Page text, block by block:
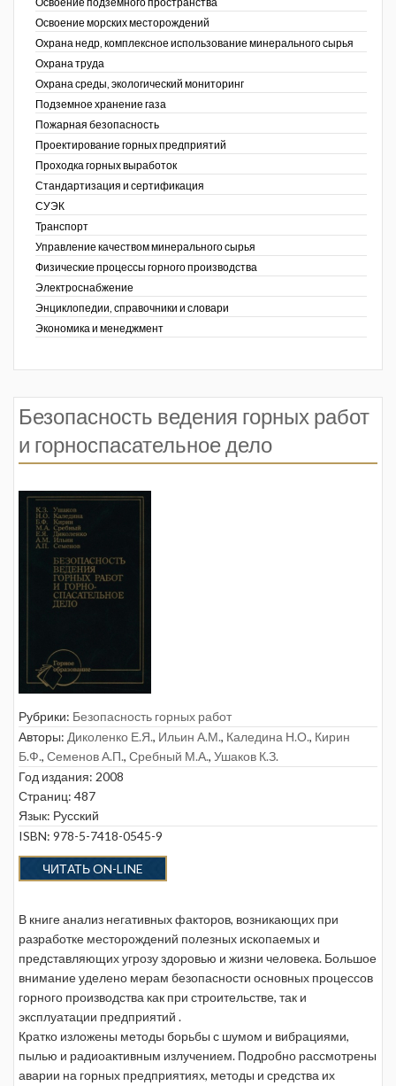
Освоение морских месторождений
Охрана недр, комплексное использование минерального сырья
Охрана труда
Охрана среды, экологический мониторинг
Подземное хранение газа
Пожарная безопасность
Проектирование горных предприятий
Проходка горных выработок
Стандартизация и сертификация
СУЭК
Транспорт
Управление качеством минерального сырья
Физические процессы горного производства
Электроснабжение
Энциклопедии, справочники и словари
Экономика и менеджмент
Безопасность ведения горных работ
и горноспасательное дело
Рубрики: Безопасность горных работ
Авторы: Диколенко Е.Я., Ильин А.М., Каледина Н.О., Кирин
Б.Ф., Семенов А.П., Сребный М.А., Ушаков К.З.
Год издания: 2008
Страниц: 487
Язык: Русский
ISBN: 978-5-7418-0545-9
ЧИТАТЬ ON-LINE
В книге анализ негативных факторов, возникающих при
разработке месторождений полезных ископаемых и
представляющих угрозу здоровью и жизни человека. Большое
внимание уделено мерам безопасности основных процессов
горного производства как при строительстве, так и
эксплуатации предприятий .
Кратко изложены методы борьбы с шумом и вибрациями,
пылью и радиоактивным излучением. Подробно рассмотрены
аварии на горных предприятиях, методы и средства их